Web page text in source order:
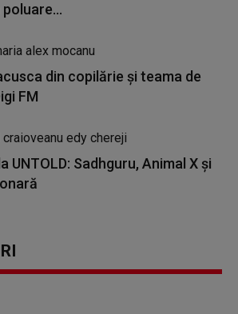
din copilărie și teama de
FM
UNTOLD: Sadhguru, Animal X și